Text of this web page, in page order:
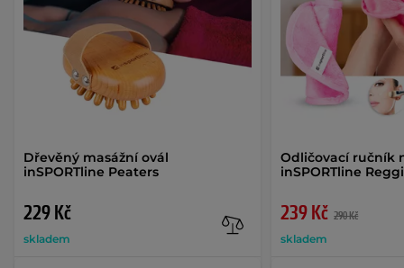
Dřevěný masážní ovál
inSPORTline Peaters
229 Kč
skladem
Odličovací ručník
inSPORTline
239 Kč 290 Kč
skladem